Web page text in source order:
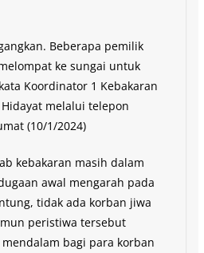
Beberapa pemilik
ke sungai untuk
Koordinator 1 Kebakaran
Hidayat melalui telepon
(10/1/2024)
kebakaran masih dalam
awal mengarah pada
tidak ada korban jiwa
peristiwa tersebut
bagi para korban